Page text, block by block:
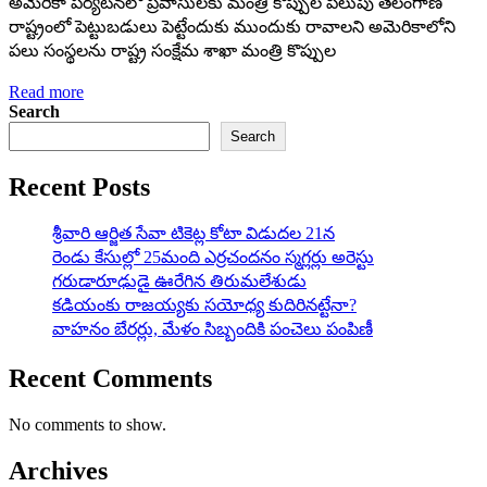
రాష్ట్రంలో పెట్టుబడులు పెట్టేందుకు ముందుకు రావాలని అమెరికాలోని
పలు సంస్థలను రాష్ట్ర సంక్షేమ శాఖా మంత్రి కొప్పుల
Read more
Search
Search
Recent Posts
శ్రీవారి ఆర్జిత సేవా టికెట్ల కోటా విడుదల 21న
రెండు కేసుల్లో 25మంది ఎర్రచందనం స్మగ్లర్లు అరెస్టు
గరుడారూఢుడై ఊరేగిన తిరుమలేశుడు
కడియంకు రాజయ్యకు సయోధ్య కుదిరినట్టేనా?
వాహ‌నం బేర‌ర్లు, మేళం సిబ్బందికి పంచెలు పంపిణీ
Recent Comments
No comments to show.
Archives